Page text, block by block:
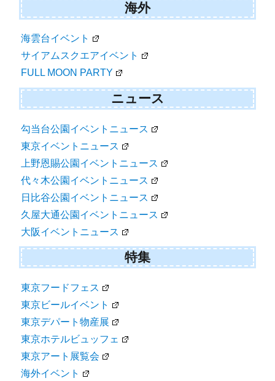
海外
海雲台イベント
サイアムスクエアイベント
FULL MOON PARTY
ニュース
勾当台公園イベントニュース
東京イベントニュース
上野恩賜公園イベントニュース
代々木公園イベントニュース
日比谷公園イベントニュース
久屋大通公園イベントニュース
大阪イベントニュース
特集
東京フードフェス
東京ビールイベント
東京デパート物産展
東京ホテルビュッフェ
東京アート展覧会
海外イベント